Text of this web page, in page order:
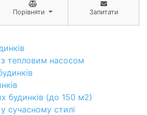
Порівняти Запитати
тепловим насосом
будинків (до 150 м2)
сучасному стилі